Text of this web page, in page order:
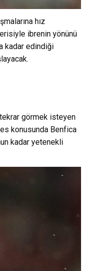
hız
ibrenin yönünü
kadar edindiği
görmek isteyen
konusunda Benfica
kadar yetenekli